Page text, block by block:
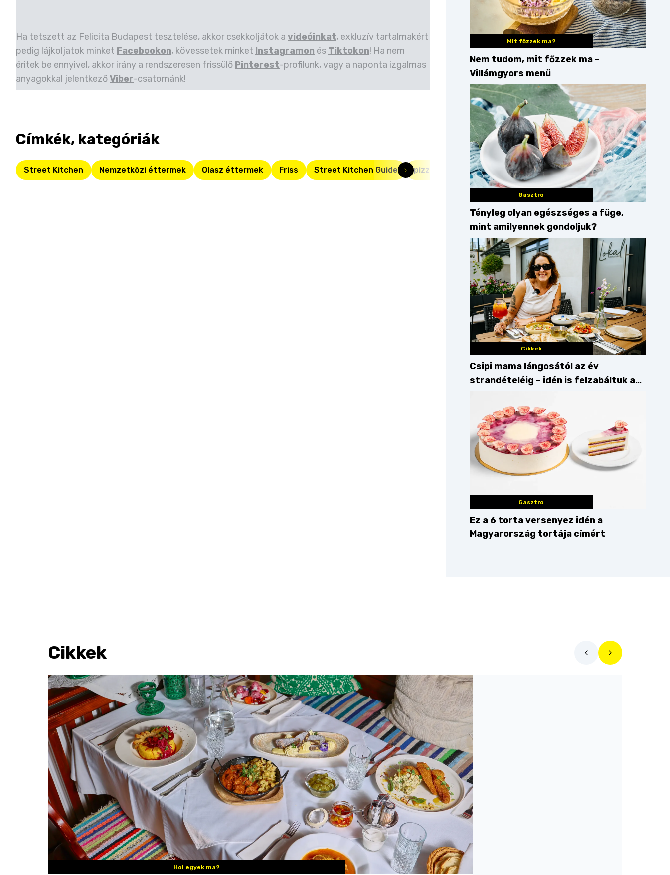
Ha tetszett az Felicita Budapest tesztelése, akkor csekkoljátok a videóinkat, exkluzív tartalmakért
pedig lájkoljatok minket Facebookon, kövessetek minket Instagramon és Tiktokon! Ha nem
éritek be ennyivel, akkor irány a rendszeresen frissülő Pinterest-profilunk, vagy a naponta izgalmas
anyagokkal jelentkezőViber-csatornánk!
Címkék, kategóriák
Street Kitchen Nemzetközi éttermek Olasz éttermek Friss Street Kitchen Guide pizza budapest tonhal koktél tenger gyümölcsei
Mit főzzek ma?
Nem tudom, mit főzzek ma –
Villámgyors menü
Gasztro
Tényleg olyan egészséges a füge,
mint amilyennek gondoljuk?
Cikkek
Csipi mama lángosától az év
strandételéig – idén is felzabáltuk a
Gasztro
Ez a 6 torta versenyez idén a
Magyarország tortája címért
Cikkek
Hol egyek ma?